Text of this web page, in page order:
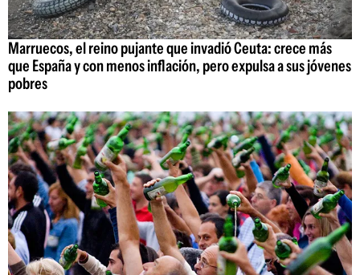
Marruecos, el reino pujante que invadió Ceuta: crece más
que España y con menos inflación, pero expulsa a sus jóvenes
pobres